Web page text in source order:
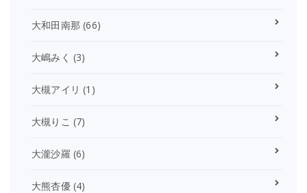
大和田南那 (66)
大嶋みく (3)
大槻アイリ (1)
大槻りこ (7)
大瀧沙羅 (6)
大熊杏優(4)